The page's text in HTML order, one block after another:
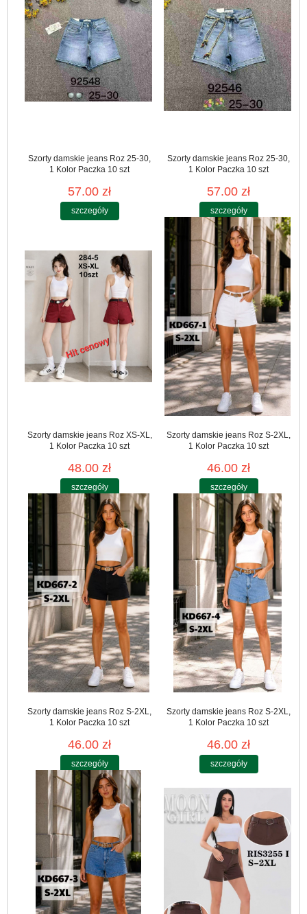
Szorty damskie jeans Roz 25-30,
1 Kolor Paczka 10 szt
57.00 zł
szczegóły
Szorty damskie jeans Roz 25-30,
1 Kolor Paczka 10 szt
57.00 zł
szczegóły
Szorty damskie jeans Roz XS-XL,
1 Kolor Paczka 10 szt
48.00 zł
szczegóły
Szorty damskie jeans Roz S-2XL,
1 Kolor Paczka 10 szt
46.00 zł
szczegóły
Szorty damskie jeans Roz S-2XL,
1 Kolor Paczka 10 szt
46.00 zł
szczegóły
Szorty damskie jeans Roz S-2XL,
1 Kolor Paczka 10 szt
46.00 zł
szczegóły